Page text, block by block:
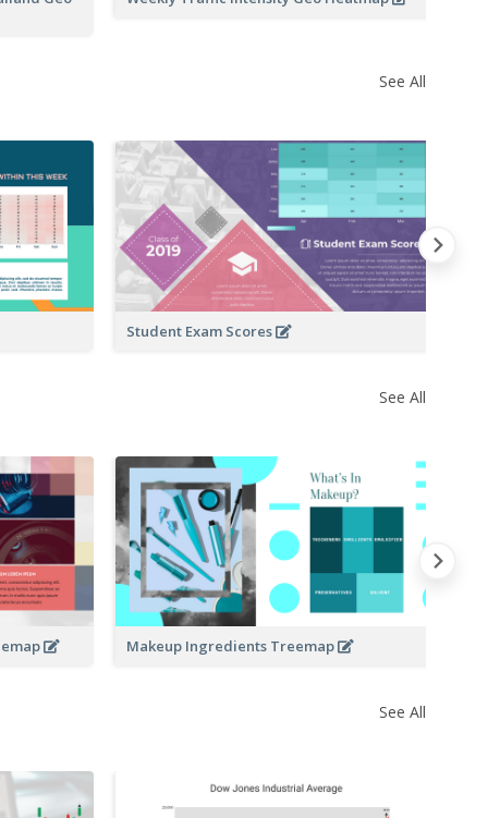
See All
Student Exam Scores
See All
Makeup Ingredients Treemap
See All